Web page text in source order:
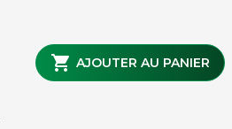
 AJOUTER AU PANIER